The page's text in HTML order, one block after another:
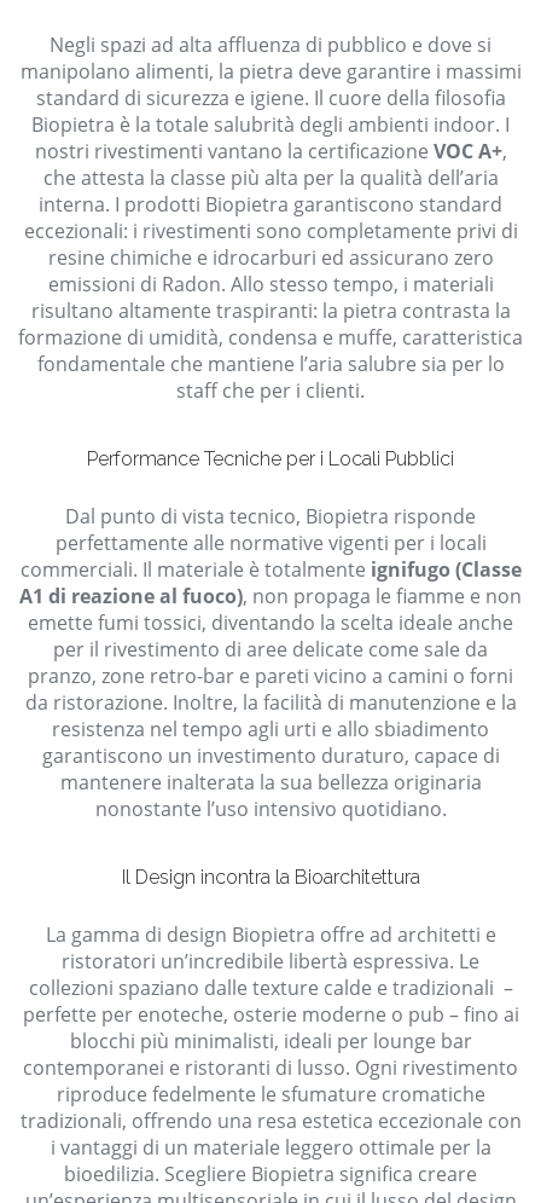
Negli spazi ad alta affluenza di pubblico e dove si
manipolano alimenti, la pietra deve garantire i massimi
standard di sicurezza e igiene. Il cuore della filosofia
Biopietra è la totale salubrità degli ambienti indoor. I
nostri rivestimenti vantano la certificazione VOC A+,
che attesta la classe più alta per la qualità dell’aria
interna. I prodotti Biopietra garantiscono standard
eccezionali: i rivestimenti sono completamente privi di
resine chimiche e idrocarburi ed assicurano zero
emissioni di Radon. Allo stesso tempo, i materiali
risultano altamente traspiranti: la pietra contrasta la
formazione di umidità, condensa e muffe, caratteristica
fondamentale che mantiene l’aria salubre sia per lo
staff che per i clienti.
Performance Tecniche per i Locali Pubblici
Dal punto di vista tecnico, Biopietra risponde
perfettamente alle normative vigenti per i locali
commerciali. Il materiale è totalmente ignifugo (Classe
A1 di reazione al fuoco), non propaga le fiamme e non
emette fumi tossici, diventando la scelta ideale anche
per il rivestimento di aree delicate come sale da
pranzo, zone retro-bar e pareti vicino a camini o forni
da ristorazione. Inoltre, la facilità di manutenzione e la
resistenza nel tempo agli urti e allo sbiadimento
garantiscono un investimento duraturo, capace di
mantenere inalterata la sua bellezza originaria
nonostante l’uso intensivo quotidiano.
Il Design incontra la Bioarchitettura
La gamma di design Biopietra offre ad architetti e
ristoratori un’incredibile libertà espressiva. Le
collezioni spaziano dalle texture calde e tradizionali –
perfette per enoteche, osterie moderne o pub – fino ai
blocchi più minimalisti, ideali per lounge bar
contemporanei e ristoranti di lusso. Ogni rivestimento
riproduce fedelmente le sfumature cromatiche
tradizionali, offrendo una resa estetica eccezionale con
i vantaggi di un materiale leggero ottimale per la
bioedilizia. Scegliere Biopietra significa creare